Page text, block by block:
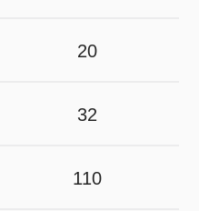
20
32
110